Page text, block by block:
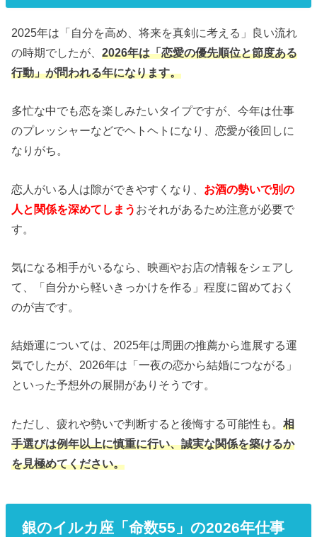
2025年は「自分を高め、将来を真剣に考える」良い流れ
の時期でしたが、2026年は「恋愛の優先順位と節度ある
行動」が問われる年になります。
多忙な中でも恋を楽しみたいタイプですが、今年は仕事
のプレッシャーなどでヘトヘトになり、恋愛が後回しに
なりがち。
恋人がいる人は隙ができやすくなり、 お酒の勢いで別の
人と関係を深めてしまう おそれがあるため注意が必要で
す。
気になる相手がいるなら、映画やお店の情報をシェアし
て、「自分から軽いきっかけを作る」程度に留めておく
のが吉です。
結婚運については、2025年は周囲の推薦から進展する運
気でしたが、2026年は「一夜の恋から結婚につながる」
といった予想外の展開がありそうです。
ただし、疲れや勢いで判断すると後悔する可能性も。相
手選びは例年以上に慎重に行い、誠実な関係を築けるか
を見極めてください。
銀のイルカ座「命数55」の2026年仕事